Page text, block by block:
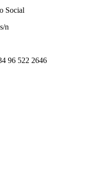
Social
n
96 522 2646